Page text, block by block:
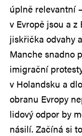
úplně relevantní
v Evropě jsou a z
jiskřička odvahy
Manche snadno
imigrační
v Holandsku a
obranu Evropy
lidový odpor by
násilí. Začíná si